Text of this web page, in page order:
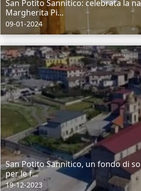
San Potito Sannitico: celebrata la
Margherita Pi...
09-01-2024
San Potito Sannitico, un fondo di
per le f...
19-12-2023